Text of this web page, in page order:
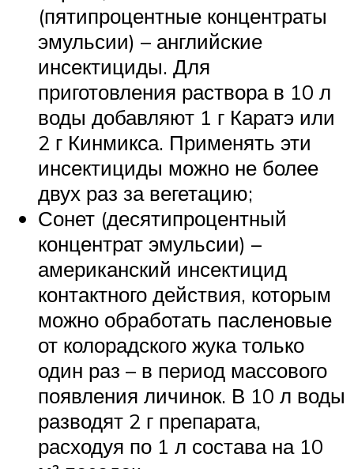
(пятипроцентные концентраты
эмульсии) – английские
инсектициды. Для
приготовления раствора в 10 л
воды добавляют 1 г Каратэ или
2 г Кинмикса. Применять эти
инсектициды можно не более
двух раз за вегетацию;
Сонет (десятипроцентный
концентрат эмульсии) –
американский инсектицид
контактного действия, которым
можно обработать пасленовые
от колорадского жука только
один раз – в период массового
появления личинок. В 10 л воды
разводят 2 г препарата,
расходуя по 1 л состава на 10